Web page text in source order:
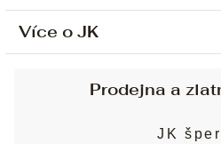
Ochrana osobních údajů
Sjednání osobní
Obchodní podmínky
Více o JK
Prodejna a
JK